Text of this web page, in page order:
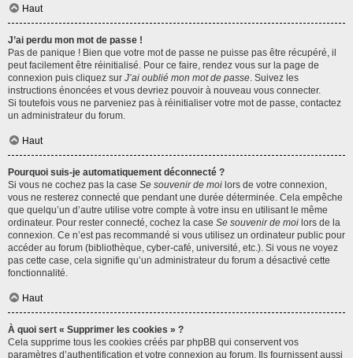
Haut
J’ai perdu mon mot de passe !
Pas de panique ! Bien que votre mot de passe ne puisse pas être récupéré, il
peut facilement être réinitialisé. Pour ce faire, rendez vous sur la page de
connexion puis cliquez sur J’ai oublié mon mot de passe. Suivez les
instructions énoncées et vous devriez pouvoir à nouveau vous connecter.
Si toutefois vous ne parveniez pas à réinitialiser votre mot de passe, contactez
un administrateur du forum.
Haut
Pourquoi suis-je automatiquement déconnecté ?
Si vous ne cochez pas la case Se souvenir de moi lors de votre connexion,
vous ne resterez connecté que pendant une durée déterminée. Cela empêche
que quelqu’un d’autre utilise votre compte à votre insu en utilisant le même
ordinateur. Pour rester connecté, cochez la case Se souvenir de moi lors de la
connexion. Ce n’est pas recommandé si vous utilisez un ordinateur public pour
accéder au forum (bibliothèque, cyber-café, université, etc.). Si vous ne voyez
pas cette case, cela signifie qu’un administrateur du forum a désactivé cette
fonctionnalité.
Haut
À quoi sert « Supprimer les cookies » ?
Cela supprime tous les cookies créés par phpBB qui conservent vos
paramètres d’authentification et votre connexion au forum. Ils fournissent aussi